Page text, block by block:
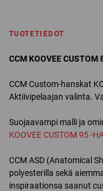
TUOTETIEDOT
CCM KOOVEE
CCM Custom-hanskat
Aktiivipelaajan valinta.
Suojaavampi malli ja
KOOVEE CUSTOM 95 -
CCM ASD (Anatomical
polyesterilla sekä
inspiraationsa saanut